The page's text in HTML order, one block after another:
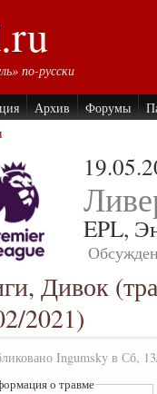
по-русски
Архив Форумы
EPL,
Дивок
2021)
Ingumsky в Сб,
о травме